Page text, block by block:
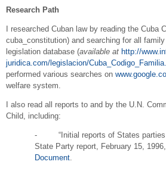
Research Path
I researched Cuban law by reading the Cuba
cuba_constitution) and searching for all
legislation database (available at http://
juridica.com/legislacion/
performed various searches on
welfare system.
I also read all reports to and by the U.N.
Child, including:
- “Initial reports of States parties
State Party report, February 15, 1996,
Document